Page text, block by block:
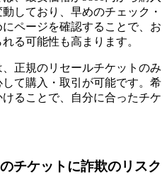
しており、早めのチェック・
ページを確認することで、お
る可能性も高まります。
正規のリセールチケットのみ
て購入・取引が可能です。希
ることで、自分に合ったチケ
チケットに詐欺のリスク